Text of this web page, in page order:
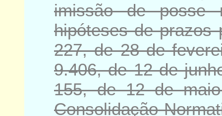
imissão de posse
hipóteses de
227, de 28 de
9.406, de 12 de
155, de 12 de
Consolidação